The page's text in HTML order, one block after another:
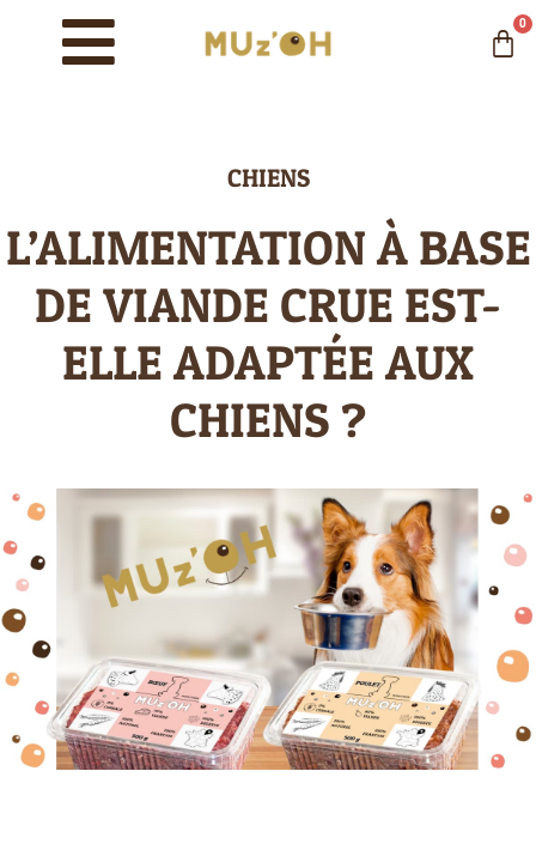
0
CHIENS
L’ALIMENTATION À BASE
DE VIANDE CRUE EST-
ELLE ADAPTÉE AUX
CHIENS ?